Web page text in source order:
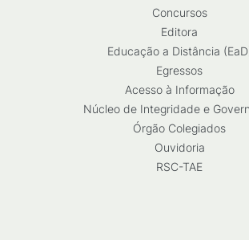
Concursos
Editora
Educação a Distância
Egressos
Acesso à Informação
Núcleo de Integridade e
Órgão Colegiados
Ouvidoria
RSC-TAE